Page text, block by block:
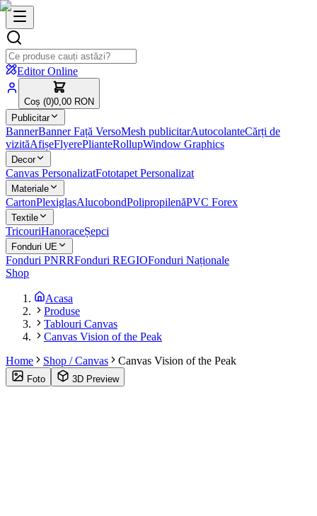
Editor Online
Coș (0)0,00 RON
Publicitar
BannerBanner Față VersoMesh publicitarAutocolanteCărți de
vizităAfișeFlyerePlianteRollupWindow Graphics
Decor
Canvas PersonalizatFototapet Personalizat
Materiale
CartonPlexiglasAlucobondPolipropilenăPVC Forex
Textile
TricouriHanoraceȘepci
Fonduri UE
Fonduri PNRRFonduri REGIOFonduri Naționale
Shop
Acasa
Produse
Tablouri Canvas
Canvas Vision of the Peak
Home
Shop / Canvas Canvas Vision of the Peak
Foto 3D Preview